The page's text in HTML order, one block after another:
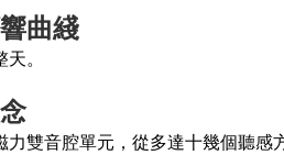
曲綫
。
雙音腔單元，從多達十幾個聽感